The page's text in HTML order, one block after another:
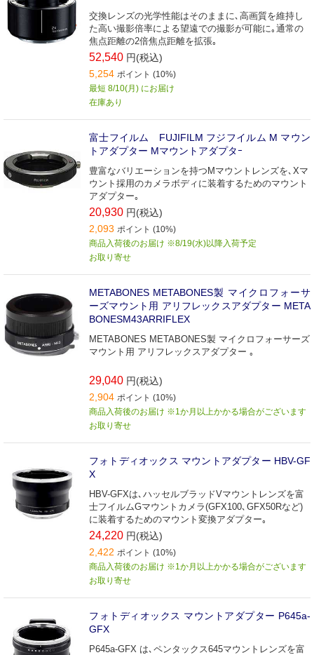
交換レンズの光学性能はそのままに､高画質を維持し
た高い撮影倍率による望遠での撮影が可能に｡通常の
焦点距離の2倍焦点距離を拡張｡
52,540 円(税込)
5,254 ポイント (10%)
最短 8/10(月) にお届け
在庫あり
富士フイルム FUJIFILM フジフイルム M マウン
トアダプター Mマウントアダプタｰ
豊富なバリエーションを持つMマウントレンズを､Xマ
ウント採用のカメラボディに装着するためのマウント
アダプター｡
20,930 円(税込)
2,093 ポイント (10%)
商品入荷後のお届け ※8/19(水)以降入荷予定
お取り寄せ
METABONES METABONES製 マイクロフォーサ
ーズマウント用 アリフレックスアダプター META
BONESM43ARRIFLEX
METABONES METABONES製 マイクロフォーサーズ
マウント用 アリフレックスアダプター ｡
29,040 円(税込)
2,904 ポイント (10%)
商品入荷後のお届け ※1か月以上かかる場合がございます
お取り寄せ
フォトディオックス マウントアダプター HBV-GF
X
HBV-GFXは､ハッセルブラッドVマウントレンズを富
士フイルムGマウントカメラ(GFX100､GFX50Rなど)
に装着するためのマウント変換アダプター｡
24,220 円(税込)
2,422 ポイント (10%)
商品入荷後のお届け ※1か月以上かかる場合がございます
お取り寄せ
フォトディオックス マウントアダプター P645a-
GFX
P645a-GFX は､ペンタックス645マウントレンズを富